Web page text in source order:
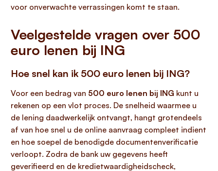
voor onverwachte verrassingen komt te staan.
Veelgestelde vragen over 500
euro lenen bij ING
Hoe snel kan ik 500 euro lenen bij ING?
Voor een bedrag van 500 euro lenen bij ING kunt u
rekenen op een vlot proces. De snelheid waarmee u
de lening daadwerkelijk ontvangt, hangt grotendeels
af van hoe snel u de online aanvraag compleet indient
en hoe soepel de benodigde documentenverificatie
verloopt. Zodra de bank uw gegevens heeft
geverifieerd en de kredietwaardigheidscheck,